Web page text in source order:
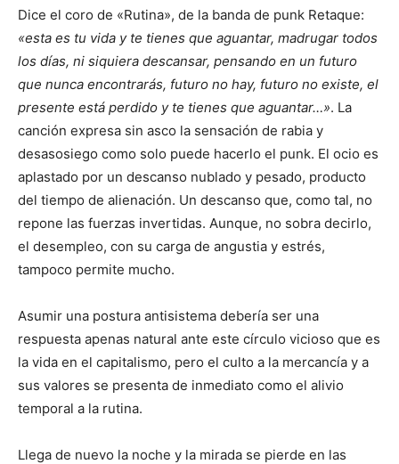
Dice el coro de «Rutina», de la banda de punk Retaque:
«esta es tu vida y te tienes que aguantar, madrugar todos
los días, ni siquiera descansar, pensando en un futuro
que nunca encontrarás, futuro no hay, futuro no existe, el
presente está perdido y te tienes que aguantar…». La
canción expresa sin asco la sensación de rabia y
desasosiego como solo puede hacerlo el punk. El ocio es
aplastado por un descanso nublado y pesado, producto
del tiempo de alienación. Un descanso que, como tal, no
repone las fuerzas invertidas. Aunque, no sobra decirlo,
el desempleo, con su carga de angustia y estrés,
tampoco permite mucho.
Asumir una postura antisistema debería ser una
respuesta apenas natural ante este círculo vicioso que es
la vida en el capitalismo, pero el culto a la mercancía y a
sus valores se presenta de inmediato como el alivio
temporal a la rutina.
Llega de nuevo la noche y la mirada se pierde en las